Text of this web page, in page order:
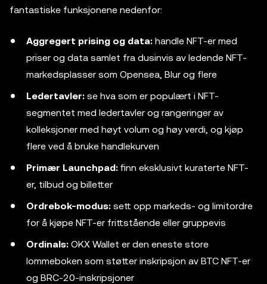
fantastiske funksjonene nedenfor:
Aggregert prising og data: handle NFT-er med
priser og data samlet fra dusinvis av ledende NFT-
markedsplasser som Opensea, Blur og flere
Ledertavler: se hva som er populært i NFT-
segmentet med ledertavler og rangeringer av
kolleksjoner med høyt volum og høy verdi, og kjøp
flere ved å bruke handlekurven
Primær Launchpad: finn eksklusivt kuraterte NFT-
er, tilbud og billetter
Ordrebok-modus: sett opp markeds- og limitordre
for å kjøpe NFT-er frittstående eller gruppevis
Ordinals: OKX Wallet er den eneste store
lommeboken som støtter inskripsjon av BTC NFT-er
og BRC-20-inskripsjoner